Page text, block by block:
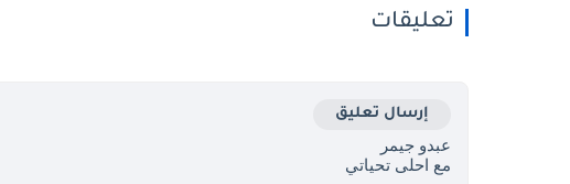
تعليقات
إرسال تعليق
عبدو جيمر
مع احلى تحياتي